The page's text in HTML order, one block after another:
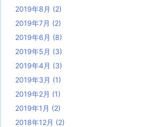
2019年8月 (2)
2019年7月 (2)
2019年6月 (8)
2019年5月 (3)
2019年4月 (3)
2019年3月 (1)
2019年2月 (1)
2019年1月 (2)
2018年12月 (2)